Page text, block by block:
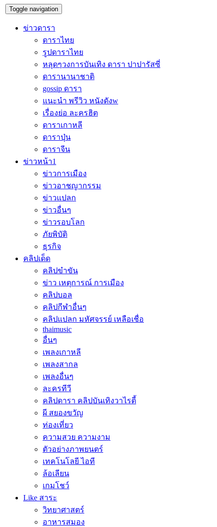
Toggle navigation
ข่าวดารา
ดาราไทย
รูปดาราไทย
หลุดๆวงการบันเทิง ดารา ปาปารัสซี่
ดารานานาชาติ
gossip ดารา
แนะนำ พรีวิว หนังดังw
เรื่องย่อ ละครฮิต
ดาราเกาหลี
ดาราปุ่น
ดาราจีน
ข่าวหน้า1
ข่าวการเมือง
ข่าวอาชญากรรม
ข่าวแปลก
ข่าวอื่นๆ
ข่าวรอบโลก
ภัยพิบัติ
ธุรกิจ
คลิปเด็ด
คลิปขำขัน
ข่าว เหตุการณ์ การเมือง
คลิปบอล
คลิปกีฬาอื่นๆ
คลิปแปลก มหัศจรรย์ เหลือเชื่อ
thaimusic
อื่นๆ
เพลงเกาหลี
เพลงสากล
เพลงอื่นๆ
ละครทีวี
คลิปดารา คลิปบันเทิงวาไรตี้
ผี สยองขวัญ
ท่องเที่ยว
ความสวย ความงาม
ตัวอย่างภาพยนตร์
เทคโนโลยี ไอที
ล้อเลียน
เกมโชว์
Like สาระ
วิทยาศาสตร์
อาหารสมอง